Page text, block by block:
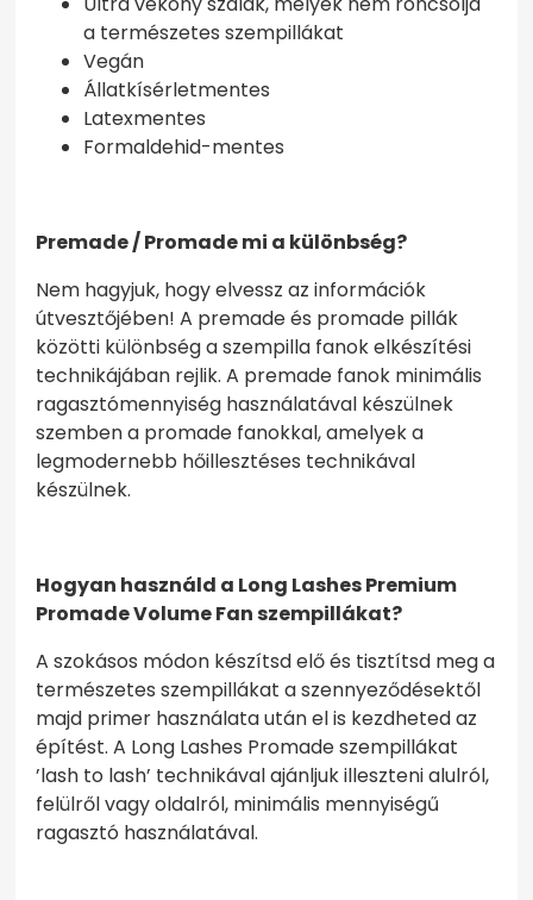
a természetes szempillákat
Vegán
Állatkísérletmentes
Latexmentes
Formaldehid-mentes
Premade / Promade mi a különbség?
Nem hagyjuk, hogy elvessz az információk
útvesztőjében! A premade és promade pillák
közötti különbség a szempilla fanok elkészítési
technikájában rejlik. A premade fanok minimális
ragasztómennyiség használatával készülnek
szemben a promade fanokkal, amelyek a
legmodernebb hőillesztéses technikával
készülnek.
Hogyan használd a Long Lashes Premium
Promade Volume Fan szempillákat?
A szokásos módon készítsd elő és tisztítsd meg a
természetes szempillákat a szennyeződésektől
majd primer használata után el is kezdheted az
építést. A Long Lashes Promade szempillákat
’lash to lash’ technikával ajánljuk illeszteni alulról,
felülről vagy oldalról, minimális mennyiségű
ragasztó használatával.